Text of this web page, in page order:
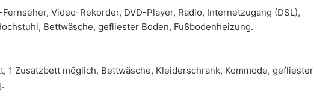
Video-Rekorder, DVD-Player, Radio, Internetzugang (DSL),
Bettwäsche, gefliester Boden, Fußbodenheizung.
1 Zusatzbett möglich, Bettwäsche, Kleiderschrank, Kommode, gefliester